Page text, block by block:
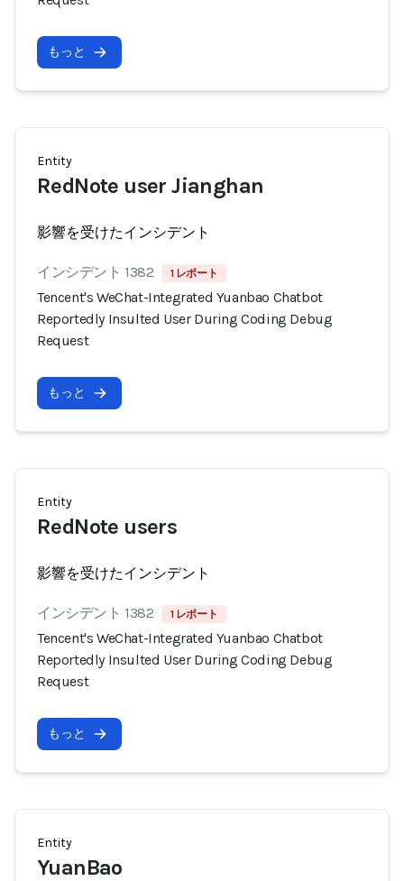
もっと
Entity
RedNote user Jianghan
影響を受けたインシデント
インシデント 1382 1 レポート
Tencent's WeChat-Integrated Yuanbao Chatbot
Reportedly Insulted User During Coding Debug
Request
もっと
Entity
RedNote users
影響を受けたインシデント
インシデント 1382 1 レポート
Tencent's WeChat-Integrated Yuanbao Chatbot
Reportedly Insulted User During Coding Debug
Request
もっと
Entity
YuanBao